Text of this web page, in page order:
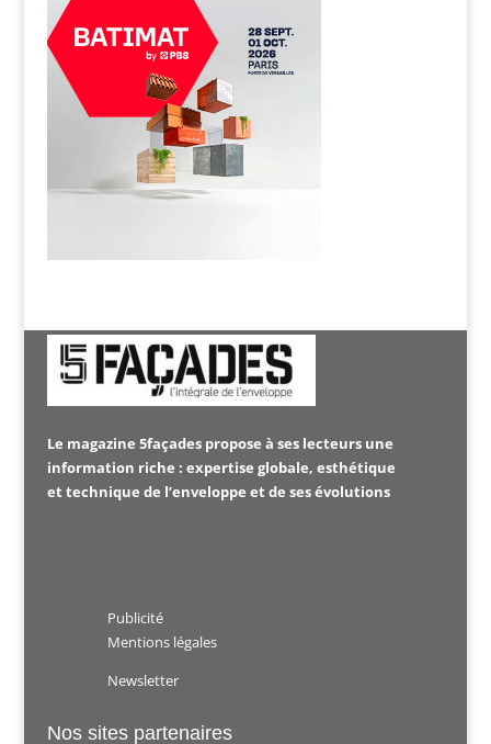
Le magazine 5façades propose à ses lecteurs une
information riche : expertise globale, esthétique
et technique de l’enveloppe et de ses évolutions
Publicité
Mentions légales
Newsletter
Nos sites partenaires